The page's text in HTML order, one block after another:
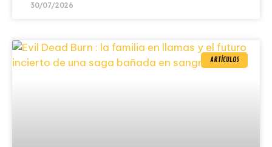
30/07/2026
ARTÍCULOS